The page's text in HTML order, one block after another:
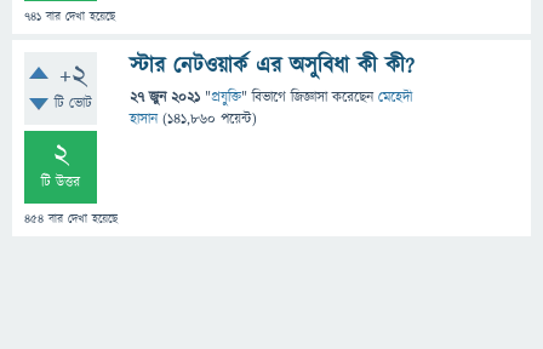
741 বার দেখা হয়েছে
+2
টি ভোট
2
টি উত্তর
454 বার দেখা হয়েছে
স্টার নেটওয়ার্ক এর অসুবিধা কী কী?
27 জুন 2021 "প্রযুক্তি" বিভাগে জিজ্ঞাসাকরেছেনমেহেদী
হাসান (141,860 পয়েন্ট)